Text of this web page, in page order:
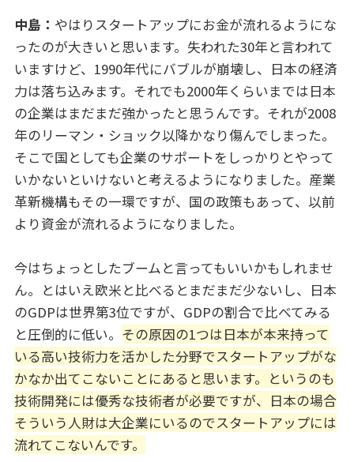
中島： やはりスタートアップにお金が流れるようにな
ったのが大きいと思います。失われた30年と言われて
いますけど、1990年代にバブルが崩壊し、日本の経済
力は落ち込みます。それでも2000年くらいまでは日本
の企業はまだまだ強かったと思うんです。それが2008
年のリーマン・ショック以降かなり傷んでしまった。
そこで国としても企業のサポートをしっかりとやって
いかないといけないと考えるようになりました。産業
革新機構もその一環ですが、国の政策もあって、以前
より資金が流れるようになりました。
今はちょっとしたブームと言ってもいいかもしれませ
ん。とはいえ欧米と比べるとまだまだ少ないし、日本
のGDPは世界第3位ですが、GDPの割合で比べてみる
と圧倒的に低い。 その原因の1つは日本が本来持って
いる高い技術力を活かした分野でスタートアップがな
かなか出てこないことにあると思います。というのも
技術開発には優秀な技術者が必要ですが、日本の場合
そういう人財は大企業にいるのでスタートアップには
流れてこないんです。